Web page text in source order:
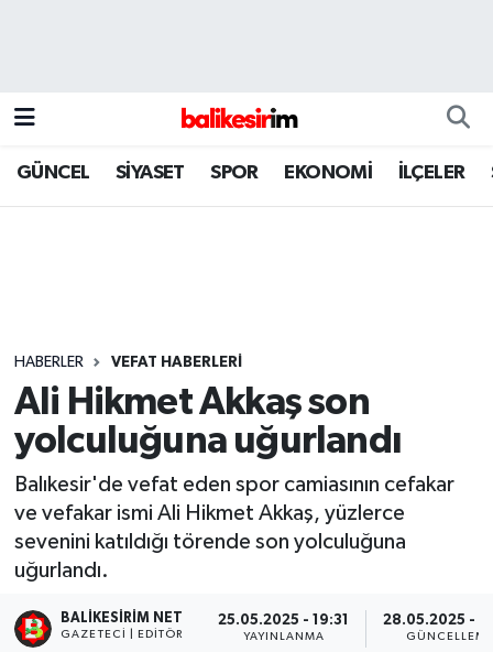
GÜNCEL SİYASET SPOR EKONOMİ İLÇELER
HABERLER VEFAT HABERLERİ
Ali Hikmet Akkaş son
yolculuğuna uğurlandı
Balıkesir'de vefat eden spor camiasının cefakar
ve vefakar ismi Ali Hikmet Akkaş, yüzlerce
sevenini katıldığı törende son yolculuğuna
uğurlandı.
BALIKESIRIM NET
GAZETECI | EDITÖR
25.05.2025 - 19:31
YAYINLANMA
28.05.2025 -